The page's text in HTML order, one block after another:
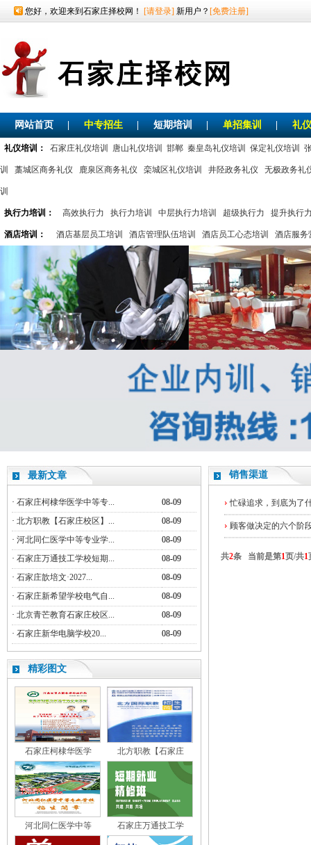
您好，欢迎来到石家庄择校网！ [请登录] 新用户？ [免费注册]
网站首页 中专招生 短期培训 单招集训 礼
礼仪培训： 石家庄礼仪培训 唐山礼仪培训 邯郸 秦皇岛礼仪培训 保定礼仪培训
训 藁城区商务礼仪 鹿泉区商务礼仪 栾城区礼仪培训 井陉政务礼仪 无极政务礼
训
执行力培训： 高效执行力 执行力培训 中层执行力培训 超级执行力 提升执行
酒店培训： 酒店基层员工培训 酒店管理队伍培训 酒店员工心态培训 酒店服务
最新文章
· 石家庄柯棣华医学中等专...
08-09
· 北方职教【石家庄校区】...
08-09
· 河北同仁医学中等专业学...
08-09
· 石家庄万通技工学校短期...
08-09
· 石家庄歆培文·2027...
08-09
· 石家庄新希望学校电气自...
08-09
· 北京青芒教育石家庄校区...
08-09
· 石家庄新华电脑学校20... 08-09
精彩图文
石家庄柯棣华医学 北方职教【石家庄
河北同仁医学中等 石家庄万通技工学
销售渠道
忙碌追求，到底为了
顾客做决定的六个阶
共2条 当前是第1页/共1